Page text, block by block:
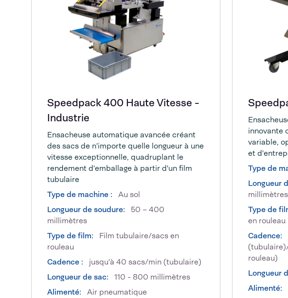
Speedpack 400 Haute Vitesse -
Industrie
Ensacheuse automatique avancée créant
des sacs de n'importe quelle longueur à une
vitesse exceptionnelle, quadruplant le
rendement d'emballage à partir d'un film
tubulaire
Type de machine :
Au sol
Longueur de soudure:
50 – 400
millimètres
Type de film:
Film tubulaire/sacs en
rouleau
Cadence :
jusqu'à 40 sacs/min (tubulaire)
Longueur de sac:
110 - 800 millimètres
Alimenté:
Air pneumatique
innovante
variable,
et
Type de
Longueur
millimètres
Type de
en rouleau
Cadence:
rouleau)
Longueur
Alimenté: